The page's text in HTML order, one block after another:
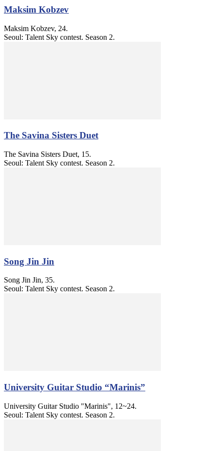
Maksim Kobzev
Maksim Kobzev, 24.
Seoul: Talent Sky contest. Season 2.
The Savina Sisters Duet
The Savina Sisters Duet, 15.
Seoul: Talent Sky contest. Season 2.
Song Jin Jin
Song Jin Jin, 35.
Seoul: Talent Sky contest. Season 2.
University Guitar Studio “Marinis”
University Guitar Studio "Marinis", 12~24.
Seoul: Talent Sky contest. Season 2.